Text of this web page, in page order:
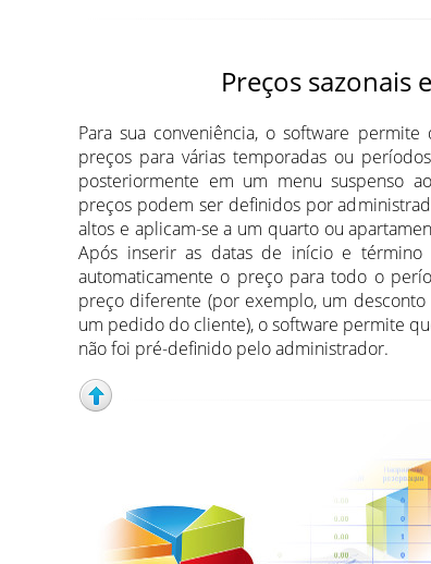
Preços sazonais
Para sua conveniência, o software
preços para várias temporadas ou
posteriormente em um menu suspenso
preços podem ser definidos por
altos e aplicam-se a um quarto ou
Após inserir as datas de início e término
automaticamente o preço para todo o
preço diferente (por exemplo, um
um pedido do cliente), o software permite
não foi pré-definido pelo administrador.